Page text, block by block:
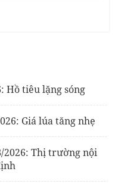
Hồ tiêu lặng sóng
Giá lúa tăng nhẹ
2026: Thị trường nội